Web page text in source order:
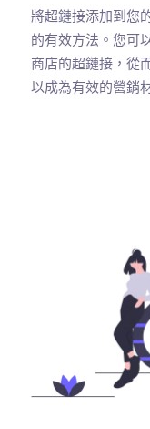
將超鏈接添加到您
的有效方法。您可
商店的超鏈接，從
以成為有效的營銷